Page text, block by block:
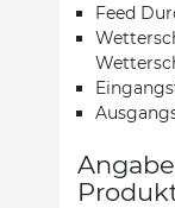
Feed